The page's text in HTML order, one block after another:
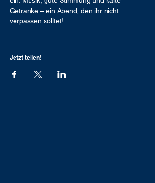
Getränke – ein Abend, den ihr nicht
verpassen solltet!
Jetzt teilen!